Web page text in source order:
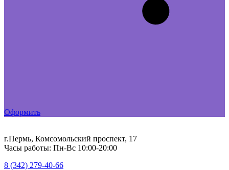
Оформить
г.Пермь, Комсомольский проспект, 17
Часы работы: Пн-Вс 10:00-20:00
8 (342) 279-40-66